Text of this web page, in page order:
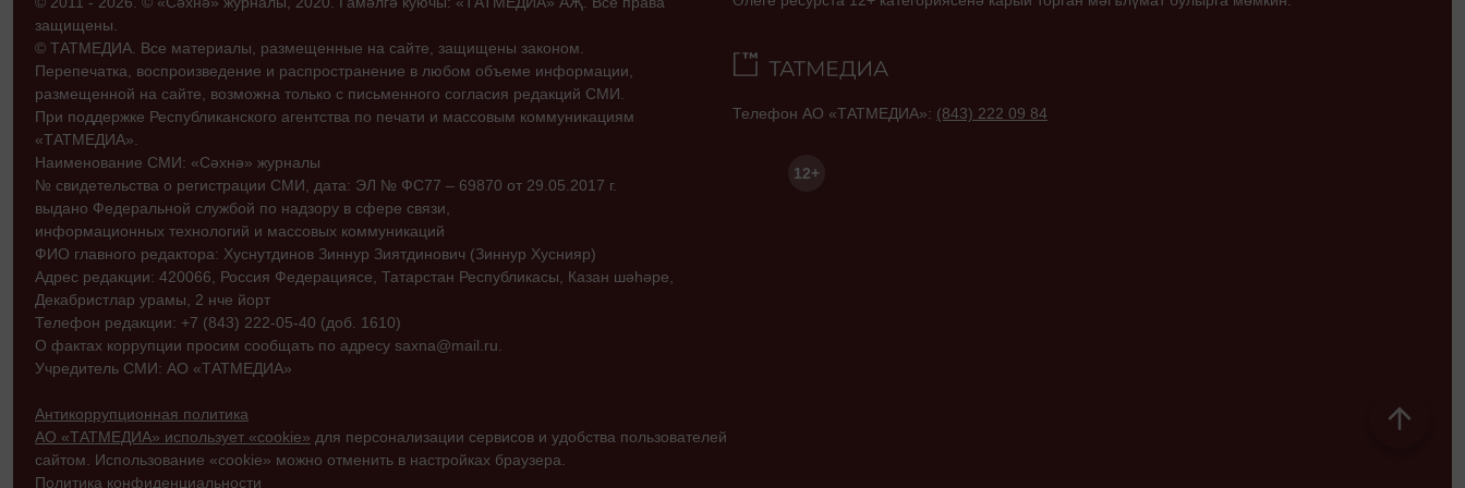
защищены.
© ТАТМЕДИА. Все материалы, размещенные на сайте, защищены законом.
Перепечатка, воспроизведение и распространение в любом объеме информации,
размещенной на сайте, возможна только с письменного согласия редакций СМИ.
При поддержке Республиканского агентства по печати и массовым коммуникациям
«ТАТМЕДИА».
Наименование СМИ: «Сәхнә» журналы
№ свидетельства о регистрации СМИ, дата: ЭЛ № ФС77 – 69870 от 29.05.2017 г.
выдано Федеральной службой по надзору в сфере связи,
информационных технологий и массовых коммуникаций
ФИО главного редактора: Хуснутдинов Зиннур Зиятдинович (Зиннур Хуснияр)
Адрес редакции: 420066, Россия Федерациясе, Татарстан Республикасы, Казан шәһәре,
Декабристлар урамы, 2 нче йорт
Телефон редакции: +7 (843) 222-05-40 (доб. 1610)
О фактах коррупции просим сообщать по адресу saxna@mail.ru.
Учредитель СМИ: АО «ТАТМЕДИА»
Антикоррупционная политика
АО «ТАТМЕДИА» использует «cookie» для персонализации сервисов и удобства пользователей
сайтом. Использование «cookie» можно отменить в настройках браузера.
Политика конфиденциальности
Телефон АО «ТАТМЕДИА»: (843) 222 09 84
12+